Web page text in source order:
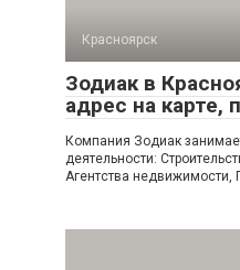
Красноярск
Зодиак в
адрес на карте,
Компания Зодиак
деятельности:
Агентства